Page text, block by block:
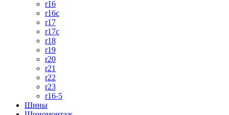
r16
r16c
r17
r17c
r18
r19
r20
r21
r22
r23
r16-5
Шины